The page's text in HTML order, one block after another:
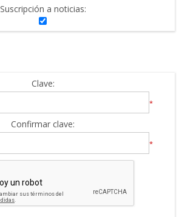
Suscripción a noticias:
Clave:
*
Confirmar clave:
*